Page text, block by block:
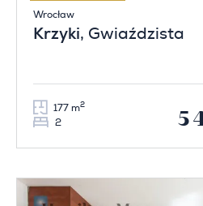
Wrocław
Krzyki, Gwiaździsta
177 m2
2 5